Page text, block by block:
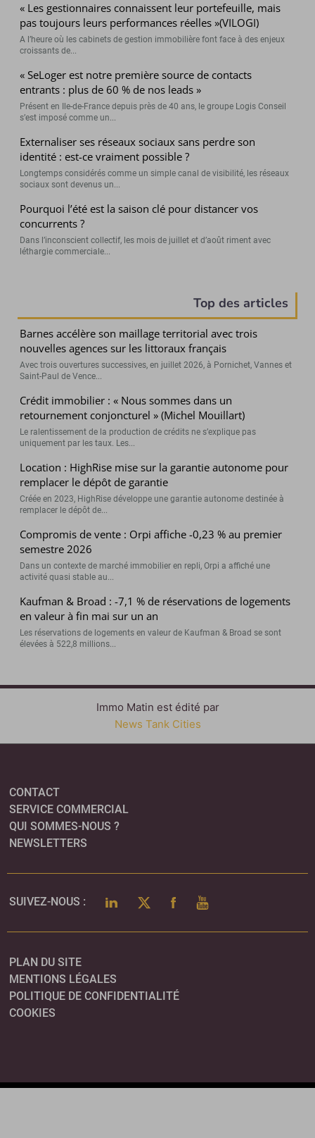
« Les gestionnaires connaissent leur portefeuille, mais
pas toujours leurs performances réelles »(VILOGI)
A l’heure où les cabinets de gestion immobilière font face à des enjeux
croissants de...
« SeLoger est notre première source de contacts
entrants : plus de 60 % de nos leads »
Présent en Ile-de-France depuis près de 40 ans, le groupe Logis Conseil
s’est imposé comme un...
Externaliser ses réseaux sociaux sans perdre son
identité : est-ce vraiment possible ?
Longtemps considérés comme un simple canal de visibilité, les réseaux
sociaux sont devenus un...
Pourquoi l’été est la saison clé pour distancer vos
concurrents ?
Dans l’inconscient collectif, les mois de juillet et d’août riment avec
léthargie commerciale...
Top des articles
Barnes accélère son maillage territorial avec trois
nouvelles agences sur les littoraux français
Avec trois ouvertures successives, en juillet 2026, à Pornichet, Vannes et
Saint-Paul de Vence...
Crédit immobilier : « Nous sommes dans un
retournement conjoncturel » (Michel Mouillart)
Le ralentissement de la production de crédits ne s’explique pas
uniquement par les taux. Les...
Location : HighRise mise sur la garantie autonome pour
remplacer le dépôt de garantie
Créée en 2023, HighRise développe une garantie autonome destinée à
remplacer le dépôt de...
Compromis de vente : Orpi affiche -0,23 % au premier
semestre 2026
Dans un contexte de marché immobilier en repli, Orpi a affiché une
activité quasi stable au...
Kaufman & Broad : -7,1 % de réservations de logements
en valeur à fin mai sur un an
Les réservations de logements en valeur de Kaufman & Broad se sont
élevées à 522,8 millions...
Immo Matin est édité par
News Tank Cities
CONTACT
SERVICE COMMERCIAL
QUI SOMMES-NOUS ?
NEWSLETTERS
SUIVEZ-NOUS : LINKEDINTWITTERFACEBOOK
YOUTUBE
PLAN DU SITE
MENTIONS LÉGALES
POLITIQUE DE CONFIDENTIALITÉ
COOKIES